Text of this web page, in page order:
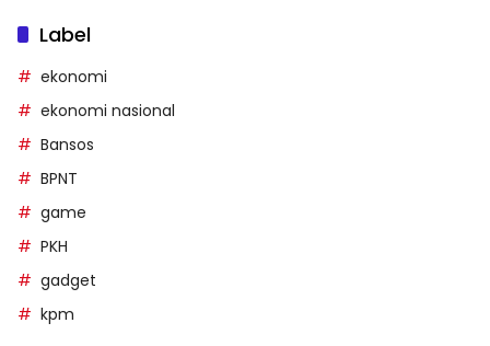
Label
ekonomi
ekonomi nasional
Bansos
BPNT
game
PKH
gadget
kpm